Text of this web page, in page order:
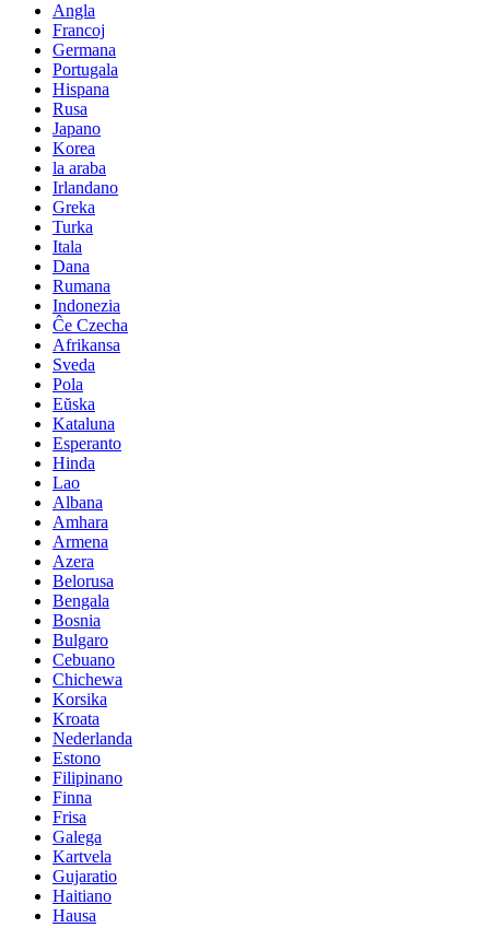
Angla
Francoj
Germana
Portugala
Hispana
Rusa
Japano
Korea
la araba
Irlandano
Greka
Turka
Itala
Dana
Rumana
Indonezia
Ĉe Czecha
Afrikansa
Sveda
Pola
Eŭska
Kataluna
Esperanto
Hinda
Lao
Albana
Amhara
Armena
Azera
Belorusa
Bengala
Bosnia
Bulgaro
Cebuano
Chichewa
Korsika
Kroata
Nederlanda
Estono
Filipinano
Finna
Frisa
Galega
Kartvela
Gujaratio
Haitiano
Hausa